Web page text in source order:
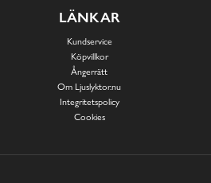
LÄNKAR
Kundservice
Köpvillkor
Ångerrätt
Om Ljuslyktor.nu
Integritetspolicy
Cookies